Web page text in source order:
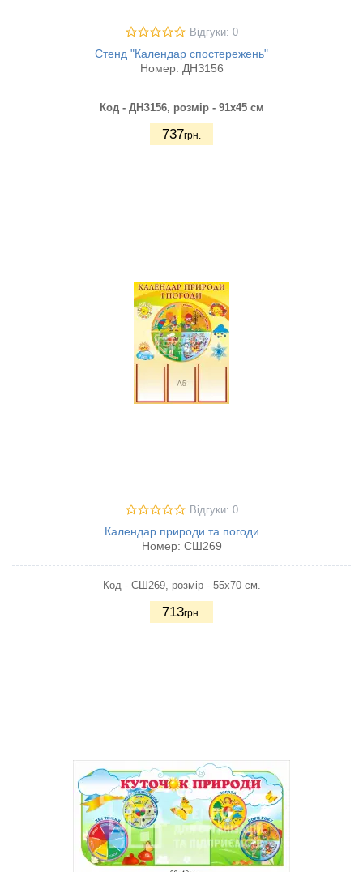
Відгуки: 0
Стенд "Календар спостережень"
Номер: ДНЗ156
Код - ДНЗ156, розмір - 91х45 см
737грн.
Відгуки: 0
Календар природи та погоди
Номер: СШ269
Код - СШ269, розмір - 55х70 см.
713грн.